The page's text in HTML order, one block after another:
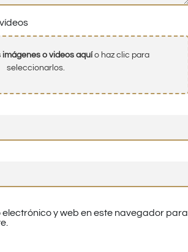
o videos aquío haz clic para
seleccionarlos.
y web en este navegador para